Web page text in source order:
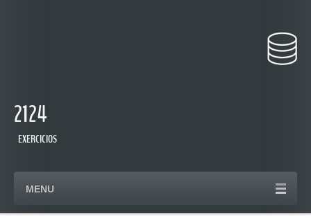
2124
EXERCICIOS
MENU